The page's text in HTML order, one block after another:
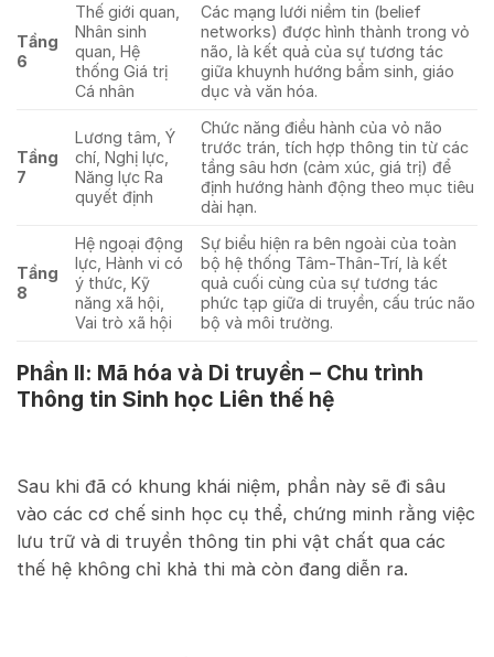
Tầng
6
Thế giới quan,
Nhân sinh
quan, Hệ
thống Giá trị
Cá nhân
Các mạng lưới niềm tin (belief
networks) được hình thành trong vỏ
não, là kết quả của sự tương tác
giữa khuynh hướng bẩm sinh, giáo
dục và văn hóa.
Tầng
7
Lương tâm, Ý
chí, Nghị lực,
Năng lực Ra
quyết định
Chức năng điều hành của vỏ não
trước trán, tích hợp thông tin từ các
tầng sâu hơn (cảm xúc, giá trị) để
định hướng hành động theo mục tiêu
dài hạn.
Tầng
8
Hệ ngoại động
lực, Hành vi có
ý thức, Kỹ
năng xã hội,
Vai trò xã hội
Sự biểu hiện ra bên ngoài của toàn
bộ hệ thống Tâm-Thân-Trí, là kết
quả cuối cùng của sự tương tác
phức tạp giữa di truyền, cấu trúc não
bộ và môi trường.
Phần II: Mã hóa và Di truyền – Chu trình
Thông tin Sinh học Liên thế hệ
Sau khi đã có khung khái niệm, phần này sẽ đi sâu
vào các cơ chế sinh học cụ thể, chứng minh rằng việc
lưu trữ và di truyền thông tin phi vật chất qua các
thế hệ không chỉ khả thi mà còn đang diễn ra.